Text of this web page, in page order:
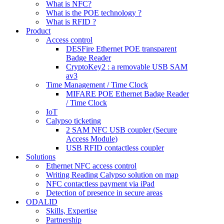
What is NFC?
What is the POE technology ?
What is RFID ?
Product
Access control
DESFire Ethernet POE transparent
Badge Reader
CryptoKey2 : a removable USB SAM
av3
Time Management / Time Clock
MIFARE POE Ethernet Badge Reader
/ Time Clock
IoT
Calypso ticketing
2 SAM NFC USB coupler (Secure
Access Module)
USB RFID contactless coupler
Solutions
Ethernet NFC access control
Writing Reading Calypso solution on map
NFC contactless payment via iPad
Detection of presence in secure areas
ODALID
Skills, Expertise
Partnership